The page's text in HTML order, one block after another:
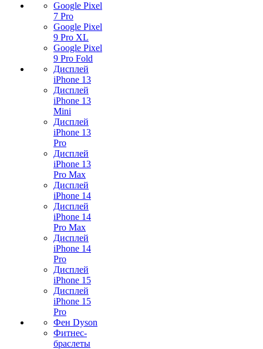
Google Pixel
7 Pro
Google Pixel
9 Pro XL
Google Pixel
9 Pro Fold
Дисплей
iPhone 13
Дисплей
iPhone 13
Mini
Дисплей
iPhone 13
Pro
Дисплей
iPhone 13
Pro Max
Дисплей
iPhone 14
Дисплей
iPhone 14
Pro Max
Дисплей
iPhone 14
Pro
Дисплей
iPhone 15
Дисплей
iPhone 15
Pro
Фен Dyson
Фитнес-
браслеты